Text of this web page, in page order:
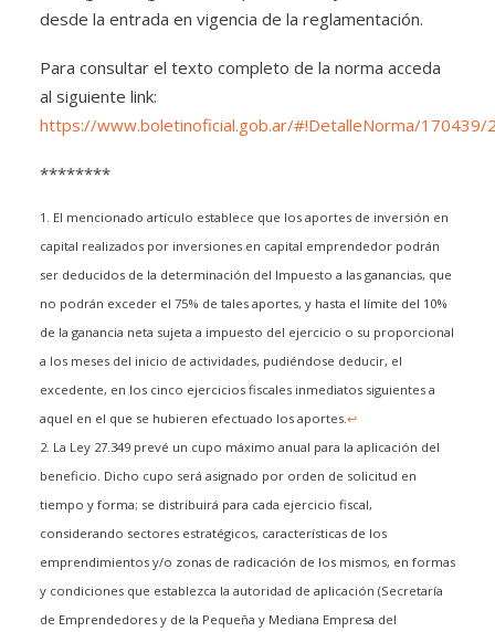
desde la entrada en vigencia de la reglamentación.
Para consultar el texto completo de la norma acceda
al siguiente link:
https://www.boletinoficial.gob.ar/#!DetalleNorma/170439/
********
1. El mencionado artículo establece que los aportes de inversión en
capital realizados por inversiones en capital emprendedor podrán
ser deducidos de la determinación del Impuesto a las ganancias, que
no podrán exceder el 75% de tales aportes, y hasta el límite del 10%
de la ganancia neta sujeta a impuesto del ejercicio o su proporcional
a los meses del inicio de actividades, pudiéndose deducir, el
excedente, en los cinco ejercicios fiscales inmediatos siguientes a
aquel en el que se hubieren efectuado los aportes.↩
2. La Ley 27.349 prevé un cupo máximo anual para la aplicación del
beneficio. Dicho cupo será asignado por orden de solicitud en
tiempo y forma; se distribuirá para cada ejercicio fiscal,
considerando sectores estratégicos, características de los
emprendimientos y/o zonas de radicación de los mismos, en formas
y condiciones que establezca la autoridad de aplicación (Secretaría
de Emprendedores y de la Pequeña y Mediana Empresa del